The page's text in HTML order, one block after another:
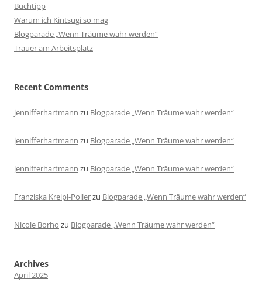
Buchtipp
Warum ich Kintsugi so mag
Blogparade „Wenn Träume wahr werden“
Trauer am Arbeitsplatz
Recent Comments
jennifferhartmann zu Blogparade „Wenn Träume wahr werden“
jennifferhartmann zu Blogparade „Wenn Träume wahr werden“
jennifferhartmann zu Blogparade „Wenn Träume wahr werden“
Franziska Kreipl-Pollerzu Blogparade „Wenn Träume wahr werden“
Nicole Borho zu Blogparade „Wenn Träume wahr werden“
Archives
April 2025